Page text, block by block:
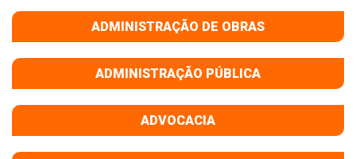
ADMINISTRAÇÃO DE OBRAS
ADMINISTRAÇÃO PÚBLICA
ADVOCACIA